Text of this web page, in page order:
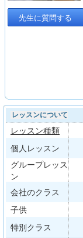
先生に質問する
レッスンについて
レッスン種類
個人レッスン
グループレッス
ン
会社のクラス
子供
特別クラス